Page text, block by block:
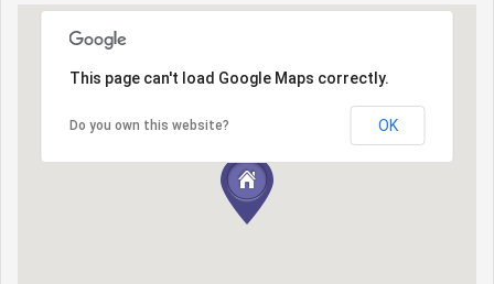
This page can't load Google Maps correctly.
Do you own this website? OK